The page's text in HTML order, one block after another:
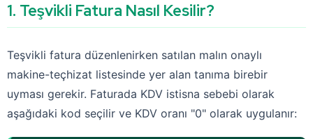
1. Teşvikli Fatura Nasıl Kesilir?
Teşvikli fatura düzenlenirken satılan malın onaylı
makine-teçhizat listesinde yer alan tanıma birebir
uyması gerekir. Faturada KDV istisna sebebi olarak
aşağıdaki kod seçilir ve KDV oranı "0" olarak uygulanır: